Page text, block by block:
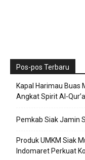
Pos-pos Terbaru
Kapal Harimau Buas
Angkat Spirit Al-
Pemkab Siak Jamin
Produk UMKM Siak
Indomaret Perkuat